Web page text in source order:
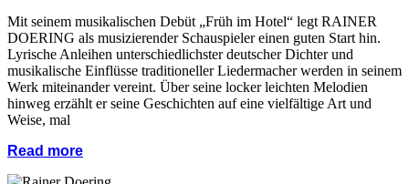
Mit seinem musikalischen Debüt „Früh im Hotel“ legt RAINER
DOERING als musizierender Schauspieler einen guten Start hin.
Lyrische Anleihen unterschiedlichster deutscher Dichter und
musikalische Einflüsse traditioneller Liedermacher werden in seinem
Werk miteinander vereint. Über seine locker leichten Melodien
hinweg erzählt er seine Geschichten auf eine vielfältige Art und
Weise, mal
Read more